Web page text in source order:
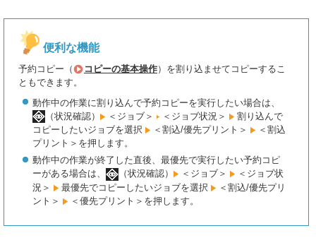
便利な機能
予約コピー（ コピーの基本操作）を割り込ませてコピーするこ
ともできます。
動作中の作業に割り込んで予約コピーを実行したい場合は、
（状況確認）
＜ジョブ＞ ＜ジョブ状況＞
割り込んで
コピーしたいジョブを選択
＜割込/優先プリント＞
＜割込
プリント＞を押します。
動作中の作業が終了した直後、最優先で実行したい予約コピ
ーがある場合は、
（状況確認） ＜ジョブ＞
＜ジョブ状
況＞
最優先でコピーしたいジョブを選択
＜割込/優先プリ
ント＞
＜優先プリント＞を押します。